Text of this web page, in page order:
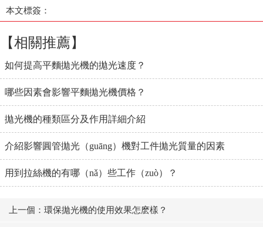
本文標簽：
【相關推薦】
如何提高平麵拋光機的拋光速度？
哪些因素會影響平麵拋光機價格？
拋光機的種類區分及作用詳細介紹
介紹影響圓管拋光（guāng）機對工件拋光質量的因素
用到拉絲機的有哪（nǎ）些工作（zuò）？
上一個：環保拋光機的使用效果怎麽樣？